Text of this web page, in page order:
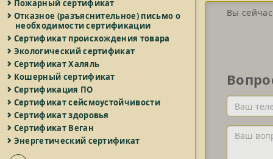
Пожарный сертификат
Отказное (разъяснительное) письмо о
необходимости сертификации
Сертификат происхождения товара
Экологический сертификат
Сертификат Халяль
Кошерный сертификат
Сертификация ПО
Сертификат сейсмоустойчивости
Сертификат здоровья
Сертификат Веган
Энергетический сертификат
Вы сейчас
Ваш
телефон
и/
или
Ваш
вопрос